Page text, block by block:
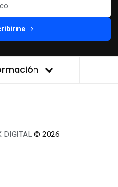
DIGITAL © 2026